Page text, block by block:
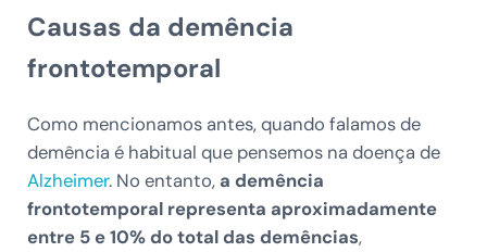
Causas da demência
frontotemporal
Como mencionamos antes, quando falamos de
demência é habitual que pensemos na doença de
Alzheimer. No entanto, a demência
frontotemporal representa aproximadamente
entre 5 e 10% do total das demências,